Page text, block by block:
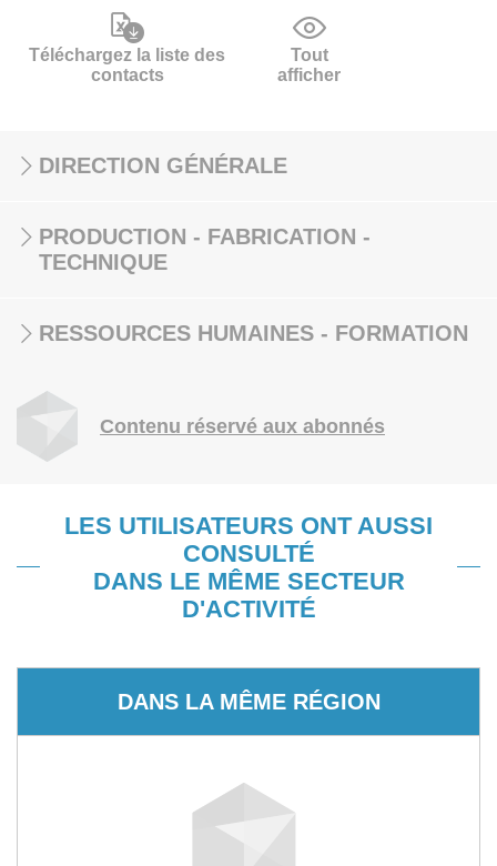
Téléchargez la liste des
contacts
Tout
afficher
DIRECTION GÉNÉRALE
PRODUCTION - FABRICATION -
TECHNIQUE
RESSOURCES HUMAINES - FORMATION
Contenu réservé aux abonnés
LES UTILISATEURS ONT AUSSI
CONSULTÉ
DANS LE MÊME SECTEUR
D'ACTIVITÉ
DANS LA MÊME RÉGION